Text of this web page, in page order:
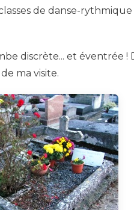
de danse-
discrète... et éventrée !
ma visite.